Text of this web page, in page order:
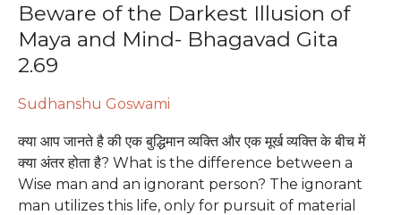
Beware of the Darkest Illusion of
Maya and Mind- Bhagavad Gita
2.69
Sudhanshu Goswami
क्या आप जानते है की एक बुद्धिमान व्यक्ति और एक मूर्ख व्यक्ति के बीच में
क्या अंतर होता है? What is the difference between a
Wise man and an ignorant person? The ignorant
man utilizes this life, only for pursuit of material
2.69